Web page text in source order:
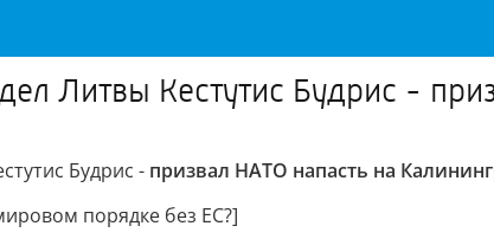
Литвы Кестутис Будрис -
Будрис - призвал НАТО напасть на
порядке без ЕС?]